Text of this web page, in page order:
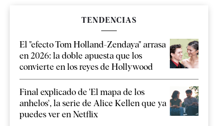
TENDENCIAS
El "efecto Tom Holland-Zendaya" arrasa
en 2026: la doble apuesta que los
convierte en los reyes de Hollywood
Final explicado de 'El mapa de los
anhelos', la serie de Alice Kellen que ya
puedes ver en Netflix